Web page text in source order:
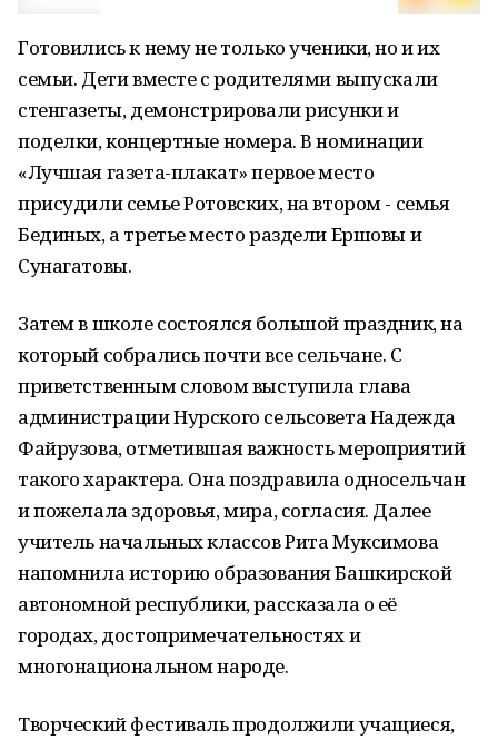
Готовились к нему не только ученики, но и их
семьи. Дети вместе с родителями выпускали
стенгазеты, демонстрировали рисунки и
поделки, концертные номера. В номинации
«Лучшая газета-плакат» первое место
присудили семье Ротовских, на втором - семья
Бединых, а третье место раздели Ершовы и
Сунагатовы.
Затем в школе состоялся большой праздник, на
который собрались почти все сельчане. С
приветственным словом выступила глава
администрации Нурского сельсовета Надежда
Файрузова, отметившая важность мероприятий
такого характера. Она поздравила односельчан
и пожелала здоровья, мира, согласия. Далее
учитель начальных классов Рита Муксимова
напомнила историю образования Башкирской
автономной республики, рассказала о её
городах, достопримечательностях и
многонациональном народе.
Творческий фестиваль продолжили учащиеся,